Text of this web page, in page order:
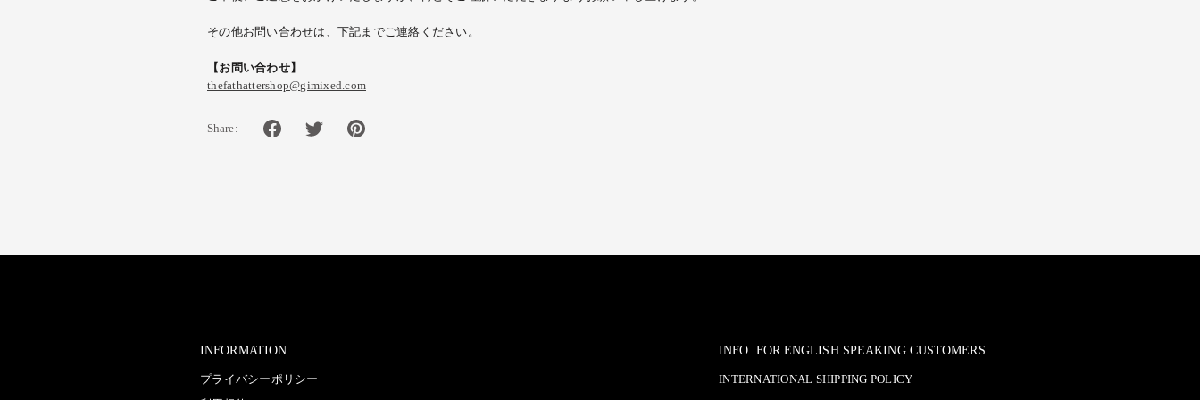
その他お問い合わせは、下記までご連絡ください。
【お問い合わせ】
thefathattershop@gimixed.com
Share:
INFORMATION
プライバシーポリシー
INFO. FOR ENGLISH SPEAKING CUSTOMERS
INTERNATIONAL SHIPPING POLICY